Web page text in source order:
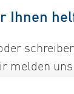
Ihnen
melden uns